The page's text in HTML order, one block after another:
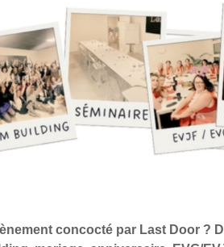
concocté par Last Door ?